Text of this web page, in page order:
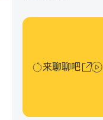
来聊聊吧
来聊聊吧